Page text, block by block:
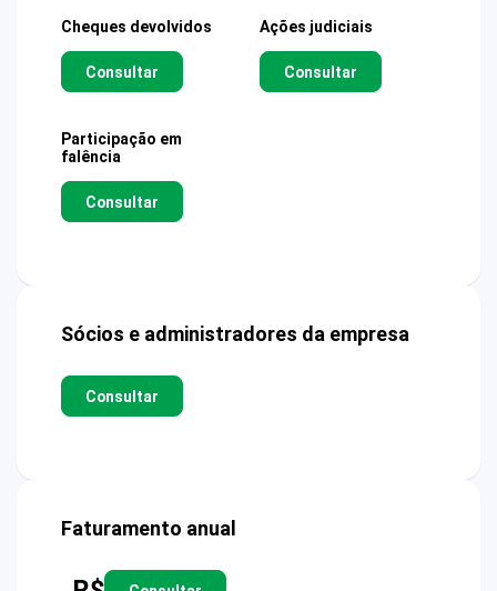
Cheques devolvidos
Consultar
Ações judiciais
Consultar
Participação em
falência
Consultar
Sócios e administradores da empresa
Consultar
Faturamento anual